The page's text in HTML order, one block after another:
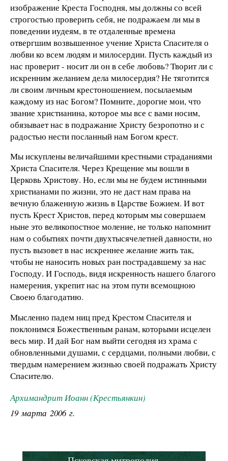
изображение Креста Господня, мы должны со всей
строгостью проверить себя, не подражаем ли мы в
поведении иудеям, в те отдаленные времена
отвергшим возвышенное учение Христа Спасителя о
любви ко всем людям и милосердии. Пусть каждый из
нас проверит - носит ли он в себе любовь? Творит ли с
искренним желанием дела милосердия? Не тяготится
ли своим личным крестоношением, посылаемым
каждому из нас Богом? Помните, дорогие мои, что
звание христианина, которое мы все с вами носим,
обязывает нас в подражание Христу безропотно и с
радостью нести посланный нам Богом крест.
Мы искуплены величайшими крестными страданиями
Христа Спасителя. Через Крещение мы вошли в
Церковь Христову. Но, если мы не будем истинными
христианами по жизни, это не даст нам права на
вечную блаженную жизнь в Царстве Божием. И вот
пусть Крест Христов, перед которым мы совершаем
ныне это великопостное моление, не только напомнит
нам о событиях почти двухтысячелетней давности, но
пусть вызовет в нас искреннее желание жить так,
чтобы не наносить новых ран пострадавшему за нас
Господу. И Господь, видя искренность нашего благого
намерения, укрепит нас на этом пути всемощною
Своею благодатию.
Мысленно падем ниц пред Крестом Спасителя и
поклонимся Божественным ранам, которыми исцелен
весь мир. И дай Бог нам выйти сегодня из храма с
обновленными душами, с сердцами, полными любви, с
твердым намерением жизнью своей подражать Христу
Спасителю.
Архимандрит Иоанн (Крестьянкин)
19 марта 2006 г.